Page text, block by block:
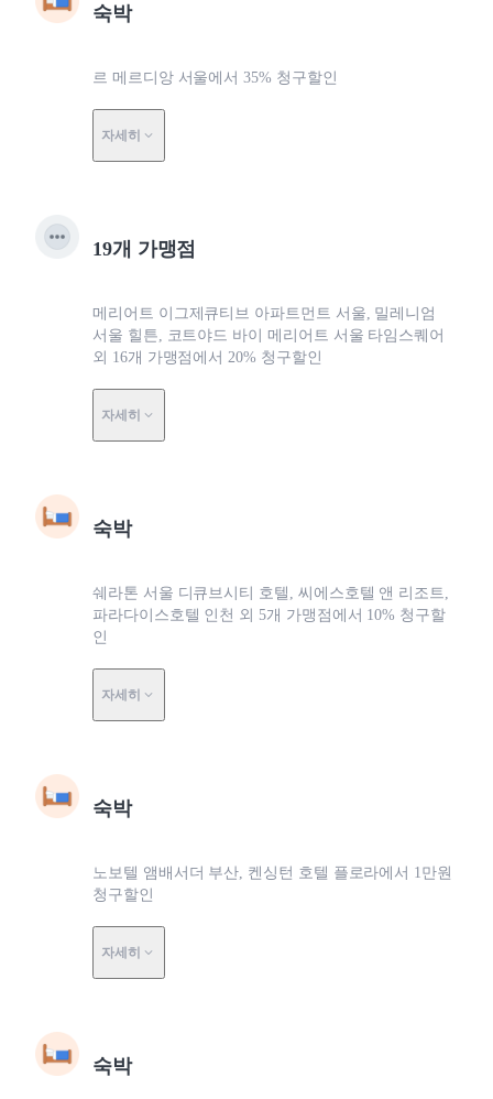
숙박
르 메르디앙 서울에서 35% 청구할인
자세히
19개 가맹점
메리어트 이그제큐티브 아파트먼트 서울, 밀레니엄
서울 힐튼, 코트야드 바이 메리어트 서울 타임스퀘어
외 16개 가맹점에서 20% 청구할인
자세히
숙박
쉐라톤 서울 디큐브시티 호텔, 씨에스호텔 앤 리조트,
파라다이스호텔 인천 외 5개 가맹점에서 10% 청구할
인
자세히
숙박
노보텔 앰배서더 부산, 켄싱턴 호텔 플로라에서 1만원
청구할인
자세히
숙박